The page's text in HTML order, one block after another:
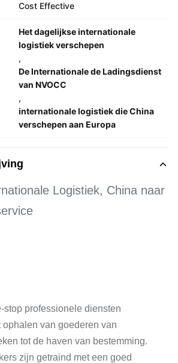
Cost Effective
Het dagelijkse internationale
logistiek verschepen
,
De Internationale de Ladingsdienst
van NVOCC
,
internationale logistiek die China
verschepen aan Europa
Logistiek, China naar
professionele diensten
van goederen van
tot de haven van bestemming.
zijn getraind met een goed